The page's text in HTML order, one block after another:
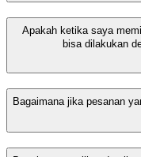
Apakah ketika saya
bisa dilakukan
Bagaimana jika pesanan